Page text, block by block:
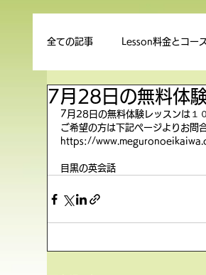
全ての記事 Lesson料金とコー
7月28日の無料体
7月28日の無料体験レッスンは１
ご希望の方は下記ページよりお問
https://
目黒の英会話